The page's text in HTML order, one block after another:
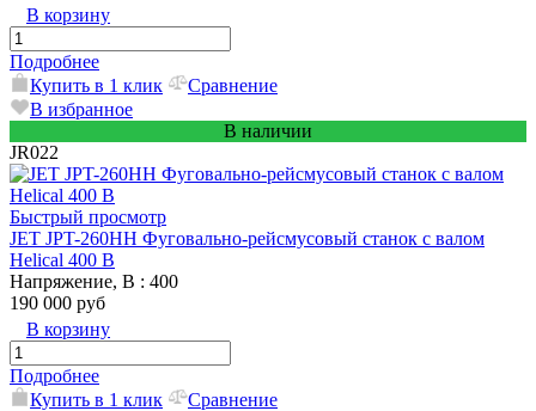
В корзину
Подробнее
Купить в 1 клик
Сравнение
В избранное
В наличии
JR022
Быстрый просмотр
JET JPT-260HH Фуговально-рейсмусовый станок с валом
Helical 400 В
Напряжение, В : 400
190 000 руб
В корзину
Подробнее
Купить в 1 клик
Сравнение